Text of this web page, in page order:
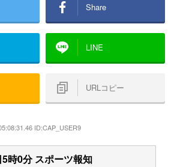
Share
LINE
URLコピー
ID:CAP_USER9
時0分 スポーツ報知